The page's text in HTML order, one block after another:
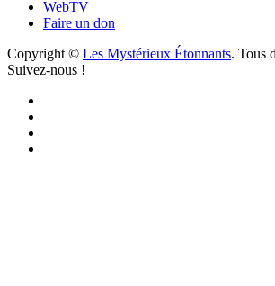
WebTV
Faire un don
Copyright © Les Mystérieux Étonnants. Tous
Suivez-nous !